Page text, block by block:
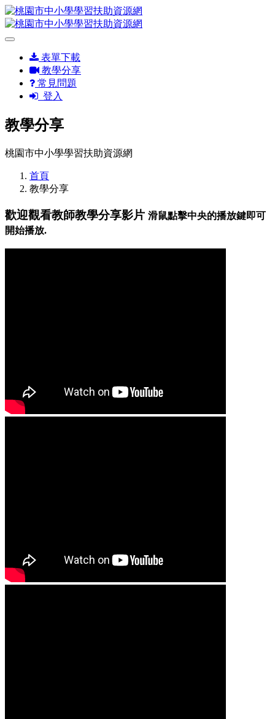
表單下載
教學分享
常見問題
登入
教學分享
桃園市中小學學習扶助資源網
首頁
教學分享
歡迎觀看教師教學分享影片 滑鼠點擊中央的播放鍵即可
開始播放.